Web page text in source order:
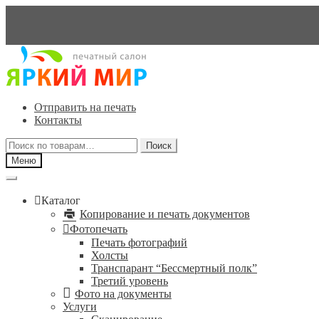
Перейти
навигации
Перейти
содержимому
Отправить на печать
Контакты
Искать:
Поиск
Меню
Каталог
Копирование и печать документов
Фотопечать
Печать фотографий
Холсты
Транспарант “Бессмертный полк”
Третий уровень
Фото на документы
Услуги